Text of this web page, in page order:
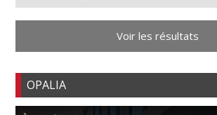
Voir les résultats
OPALIA